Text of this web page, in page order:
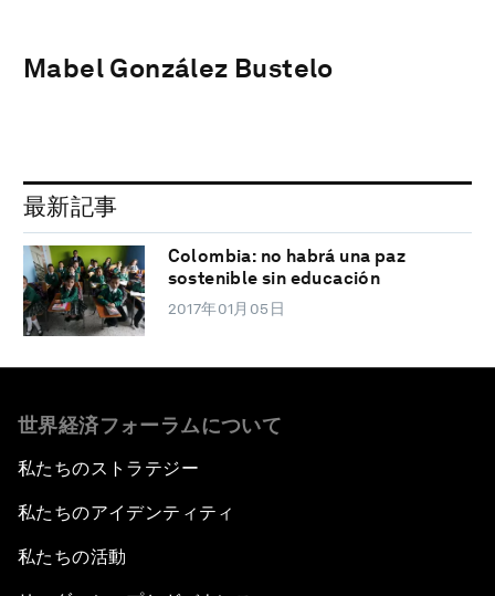
Mabel González Bustelo
最新記事
Colombia: no habrá una paz
sostenible sin educación
2017年01月05日
世界経済フォーラムについて
私たちのストラテジー
私たちのアイデンティティ
私たちの活動